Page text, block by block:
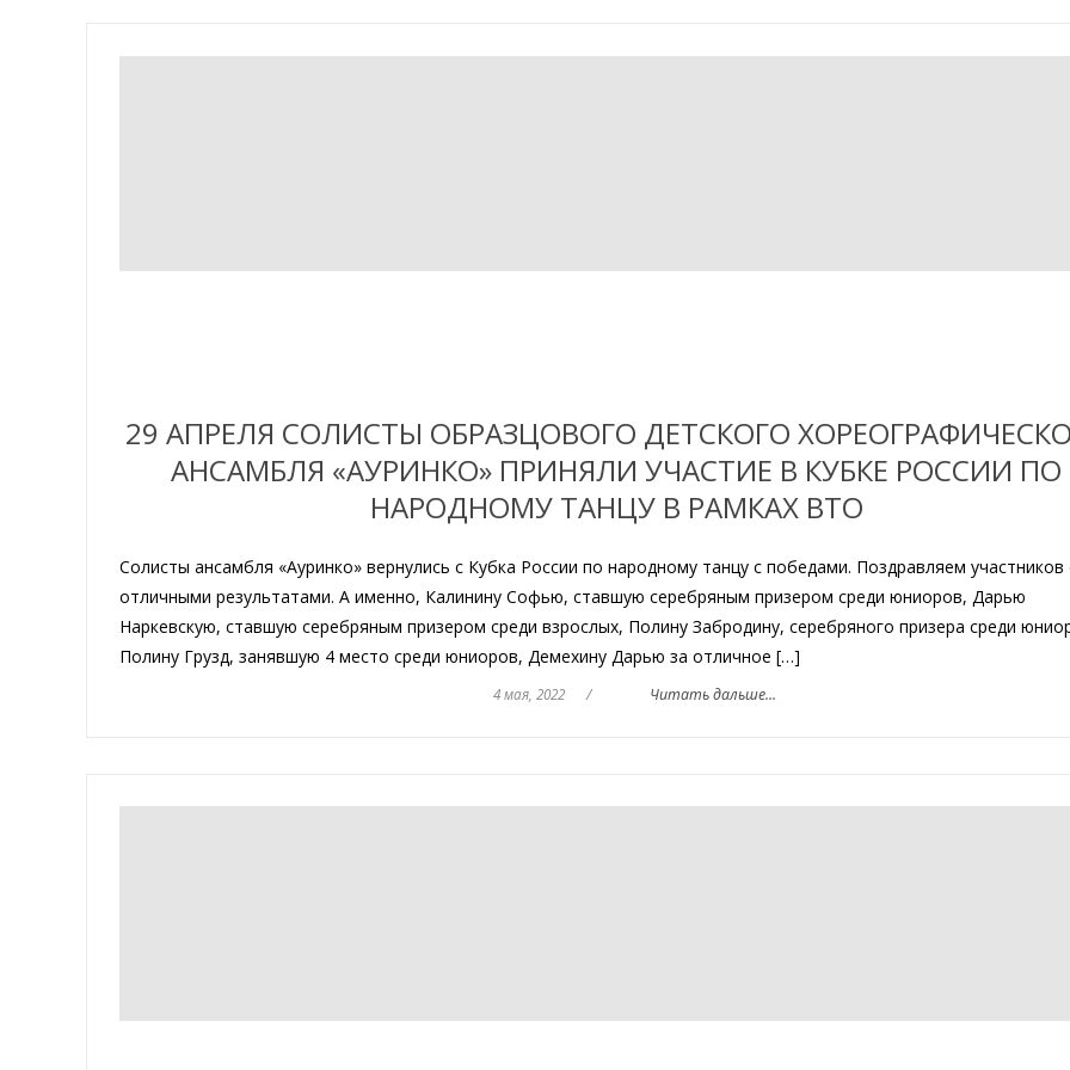
29 АПРЕЛЯ СОЛИСТЫ ОБРАЗЦОВОГО ДЕТСКОГО
АНСАМБЛЯ «АУРИНКО» ПРИНЯЛИ УЧАСТИЕ В КУБКЕ РОССИИ ПО
НАРОДНОМУ ТАНЦУ В РАМКАХ ВТО
Солисты ансамбля «Ауринко» вернулись с Кубка России по народному танцу с победами. Поздравляем участников
отличными результатами. А именно, Калинину Софью, ставшую серебряным призером среди юниоров, Дарью
Наркевскую, ставшую серебряным призером среди взрослых, Полину Забродину, серебряного призера среди
Полину Грузд, занявшую 4 место среди юниоров, Демехину Дарью за отличное […]
4 мая, 2022 / Читать дальше...